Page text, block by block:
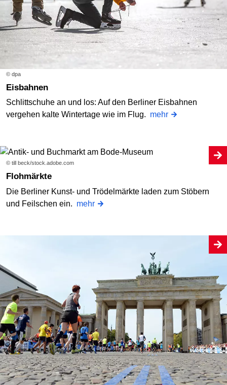
© dpa
Eisbahnen
Schlittschuhe an und los: Auf den Berliner Eisbahnen
vergehen kalte Wintertage wie im Flug. mehr
© till beck/stock.adobe.com
Flohmärkte
Die Berliner Kunst- und Trödelmärkte laden zum Stöbern
und Feilschen ein. mehr